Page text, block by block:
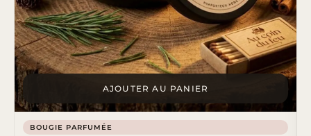
AJOUTER AU PANIER
BOUGIE PARFUMÉE